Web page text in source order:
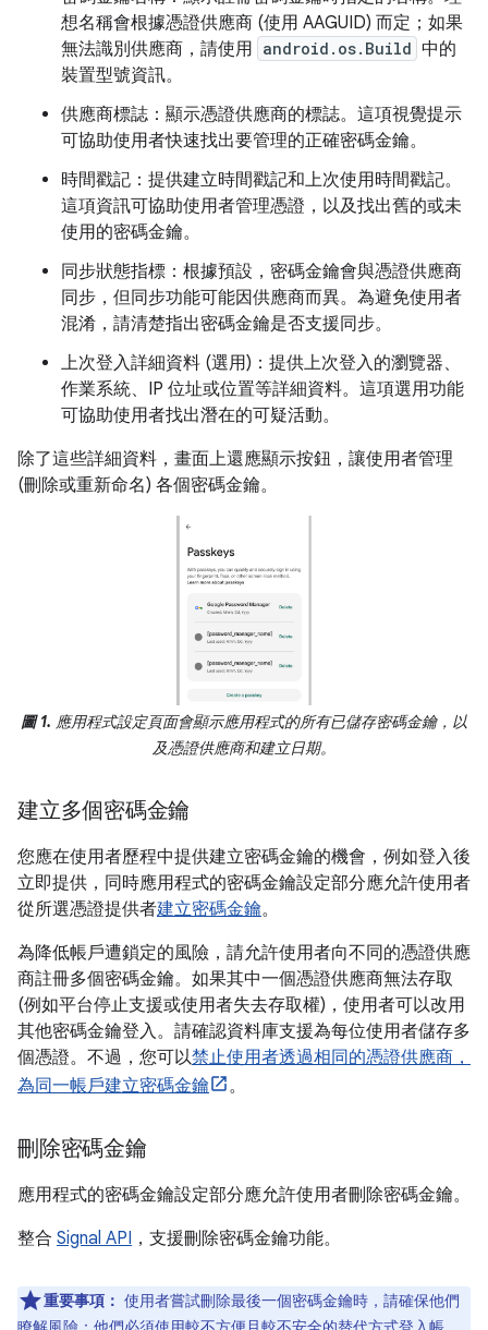
想名稱會根據憑證供應商 (使用 AAGUID) 而定；如果
無法識別供應商，請使用 android.os.Build 中的
裝置型號資訊。
供應商標誌：顯示憑證供應商的標誌。這項視覺提示
可協助使用者快速找出要管理的正確密碼金鑰。
時間戳記：提供建立時間戳記和上次使用時間戳記。
這項資訊可協助使用者管理憑證，以及找出舊的或未
使用的密碼金鑰。
同步狀態指標：根據預設，密碼金鑰會與憑證供應商
同步，但同步功能可能因供應商而異。為避免使用者
混淆，請清楚指出密碼金鑰是否支援同步。
上次登入詳細資料 (選用)：提供上次登入的瀏覽器、
作業系統、IP 位址或位置等詳細資料。這項選用功能
可協助使用者找出潛在的可疑活動。
除了這些詳細資料，畫面上還應顯示按鈕，讓使用者管理
(刪除或重新命名) 各個密碼金鑰。
圖 1. 應用程式設定頁面會顯示應用程式的所有已儲存密碼金鑰，以
及憑證供應商和建立日期。
建立多個密碼金鑰
您應在使用者歷程中提供建立密碼金鑰的機會，例如登入後
立即提供，同時應用程式的密碼金鑰設定部分應允許使用者
從所選憑證提供者建立密碼金鑰。
為降低帳戶遭鎖定的風險，請允許使用者向不同的憑證供應
商註冊多個密碼金鑰。如果其中一個憑證供應商無法存取
(例如平台停止支援或使用者失去存取權)，使用者可以改用
其他密碼金鑰登入。請確認資料庫支援為每位使用者儲存多
個憑證。不過，您可以禁止使用者透過相同的憑證供應商，
為同一帳戶建立密碼金鑰
。
刪除密碼金鑰
應用程式的密碼金鑰設定部分應允許使用者刪除密碼金鑰。
整合 Signal API ，支援刪除密碼金鑰功能。
重要事項： 使用者嘗試刪除最後一個密碼金鑰時，請確保他們